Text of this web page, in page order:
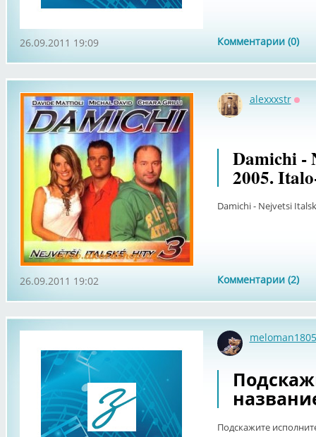
Комментарии (0)
26.09.2011 19:09
alexxxstr
Damichi -
2005.
Damichi - Nejvetsi
Комментарии (2)
26.09.2011 19:02
meloman1805
Подскажите